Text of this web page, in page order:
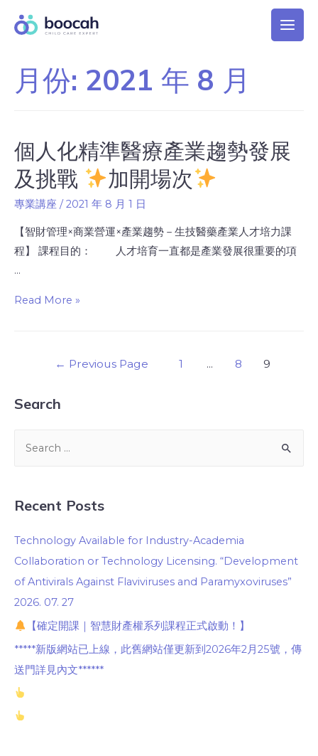
月份: 2021 年 8 月
個人化精準醫療產業趨勢發展
及挑戰
加開場次
專業講座 /2021 年 8 月 1 日
【智財管理×商業營運×產業趨勢－生技醫藥產業人才培力課
程】 課程目的： 人才培育一直都是產業發展很重要的項
…
Read More »
← Previous Page 1 ... 8 9
Search
Recent Posts
Technology Available for Industry-Academia
Collaboration or Technology Licensing. “Development
of Antivirals Against Flaviviruses and Paramyxoviruses”
2026. 07. 27
【確定開課｜智慧財產權系列課程正式啟動！】
*****新版網站已上線，此舊網站僅更新到2026年2月25號，傳
送門詳見內文******